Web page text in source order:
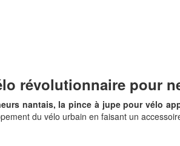
révolutionnaire pour
nantais, la pince à jupe pour vélo
du vélo urbain en faisant un